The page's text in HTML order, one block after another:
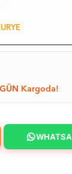
Kargoda!